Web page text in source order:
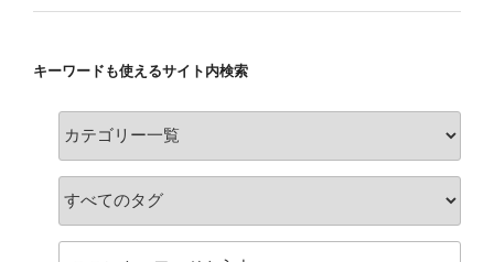
キーワードも使えるサイト内検索